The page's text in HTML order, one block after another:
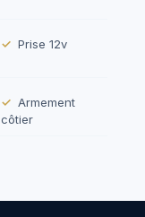
Prise 12v
Armement
côtier